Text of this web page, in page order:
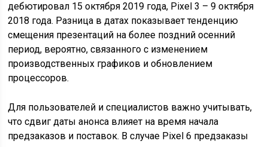
дебютировал 15 октября 2019 года, Pixel 3 – 9 октября
2018 года. Разница в датах показывает тенденцию
смещения презентаций на более поздний осенний
период, вероятно, связанного с изменением
производственных графиков и обновлением
процессоров.
Для пользователей и специалистов важно учитывать,
что сдвиг даты анонса влияет на время начала
предзаказов и поставок. В случае Pixel 6 предзаказы